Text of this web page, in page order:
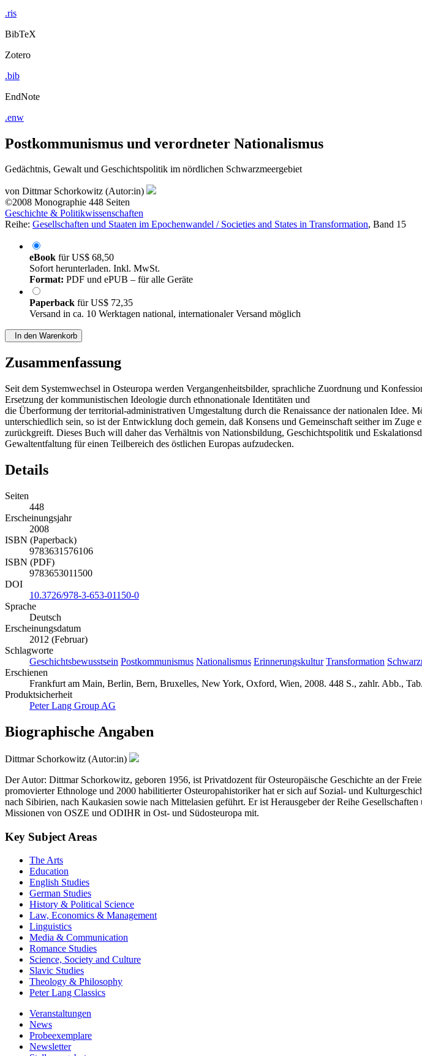
.ris
BibTeX
Zotero
.bib
EndNote
.enw
Postkommunismus und verordneter Nationalismus
Gedächtnis, Gewalt und Geschichtspolitik im nördlichen Schwarzmeergebiet
von Dittmar Schorkowitz (Autor:in)
©2008 Monographie 448 Seiten
Geschichte & Politikwissenschaften
Reihe: Gesellschaften und Staaten im Epochenwandel / Societies and States in Transformation, Band 15
eBook fürUS$ 68,50
Sofort herunterladen. Inkl. MwSt.
Format: PDF und ePUB – für alle Geräte
Paperback fürUS$ 72,35
Versand in ca. 10 Werktagen national, internationaler Versand möglich
In den Warenkorb
Zusammenfassung
Seit dem Systemwechsel in Osteuropa werden Vergangenheitsbilder, sprachliche Zuordnung und
Ersetzung der kommunistischen Ideologie durch ethnonationale Identitäten und
die Überformung der territorial-administrativen Umgestaltung durch die Renaissance der nationalen Idee.
unterschiedlich sein, so ist der Entwicklung doch gemein, daß Konsens und Gemeinschaft seither im
zurückgreift. Dieses Buch will daher das Verhältnis von Nationsbildung, Geschichtspolitik und
Gewaltentfaltung für einen Teilbereich des östlichen Europas aufzudecken.
Details
Seiten
448
Erscheinungsjahr
2008
ISBN (Paperback)
9783631576106
ISBN (PDF)
9783653011500
DOI
10.3726/978-3-653-01150-0
Sprache
Deutsch
Erscheinungsdatum
2012 (Februar)
Schlagworte
Geschichtsbewusstsein Postkommunismus Nationalismus Erinnerungskultur Transformation
Erschienen
Frankfurt am Main, Berlin, Bern, Bruxelles, New York, Oxford, Wien, 2008. 448 S., zahlr. Abb.,
Produktsicherheit
Peter Lang Group AG
Biographische Angaben
Dittmar Schorkowitz (Autor:in)
Der Autor: Dittmar Schorkowitz, geboren 1956, ist Privatdozent für Osteuropäische Geschichte an der
promovierter Ethnologe und 2000 habilitierter Osteuropahistoriker hat er sich auf Sozial- und
nach Sibirien, nach Kaukasien sowie nach Mittelasien geführt. Er ist Herausgeber der Reihe
Missionen von OSZE und ODIHR in Ost- und Südosteuropa mit.
Key Subject Areas
The Arts
Education
English Studies
German Studies
History & Political Science
Law, Economics & Management
Linguistics
Media & Communication
Romance Studies
Science, Society and Culture
Slavic Studies
Theology & Philosophy
Peter Lang Classics
Veranstaltungen
News
Probeexemplare
Newsletter